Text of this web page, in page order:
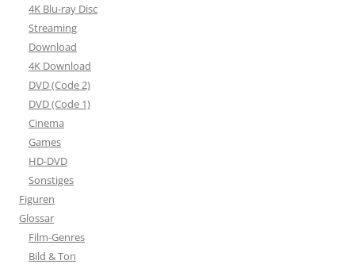
4K Blu-ray Disc
Streaming
Download
4K Download
DVD (Code 2)
DVD (Code 1)
Cinema
Games
HD-DVD
Sonstiges
Figuren
Glossar
Film-Genres
Bild & Ton